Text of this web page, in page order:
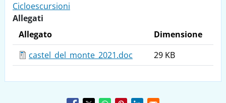
Cicloescursioni
Allegati
Allegato
Dimensione
castel_del_monte_2021.doc
29 KB